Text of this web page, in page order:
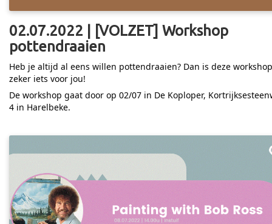
02.07.2022 | [VOLZET] Workshop
pottendraaien
Heb je altijd al eens willen pottendraaien? Dan is deze workshop
zeker iets voor jou!
De workshop gaat door op 02/07 in De Koploper,
4 in Harelbeke.